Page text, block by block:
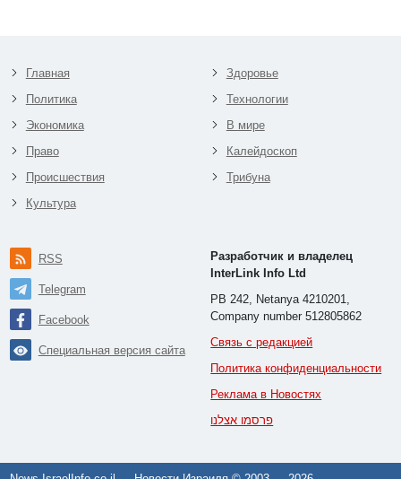
Главная
Политика
Экономика
Право
Происшествия
Культура
Здоровье
Технологии
В мире
Калейдоскоп
Трибуна
RSS
Telegram
Facebook
Специальная версия сайта
Разработчик и владелец
InterLink Info Ltd
PB 242, Netanya 4210201,
Company number 512805862
Связь с редакцией
Политика конфиденциальности
Реклама в Новостях
פרסמו אצלנו